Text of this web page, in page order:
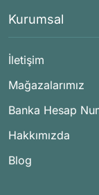
Kurumsal
İletişim
Mağazalarımız
Banka Hesap
Hakkımızda
Blog